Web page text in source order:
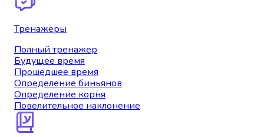
Тренажеры
Полный тренажер
Будущее время
Прошедшее время
Определение биньянов
Определение корня
Повелительное наклонение